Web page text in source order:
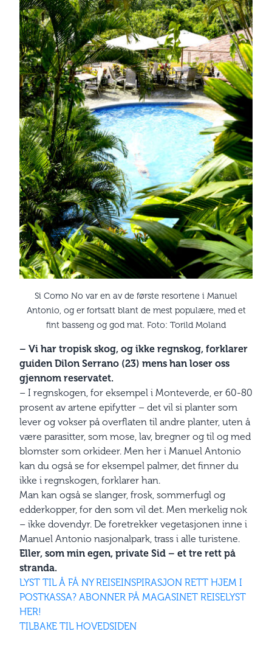
Si Como No var en av de første resortene i Manuel
Antonio, og er fortsatt blant de mest populære, med et
fint basseng og god mat. Foto: Torild Moland
– Vi har tropisk skog, og ikke regnskog, forklarer
guiden Dilon Serrano (23) mens han loser oss
gjennom reservatet.
– I regnskogen, for eksempel i Monteverde, er 60-80
prosent av artene epifytter – det vil si planter som
lever og vokser på overflaten til andre planter, uten å
være parasitter, som mose, lav, bregner og til og med
blomster som orkideer. Men her i Manuel Antonio
kan du også se for eksempel palmer, det finner du
ikke i regnskogen, forklarer han.
Man kan også se slanger, frosk, sommerfugl og
edderkopper, for den som vil det. Men merkelig nok
– ikke dovendyr. De foretrekker vegetasjonen inne i
Manuel Antonio nasjonalpark, trass i alle turistene.
Eller, som min egen, private Sid – et tre rett på
stranda.
LYST TIL Å FÅ NY REISEINSPIRASJON RETT HJEM I
POSTKASSA? ABONNER PÅ MAGASINET REISELYST
HER!
TILBAKE TIL HOVEDSIDEN